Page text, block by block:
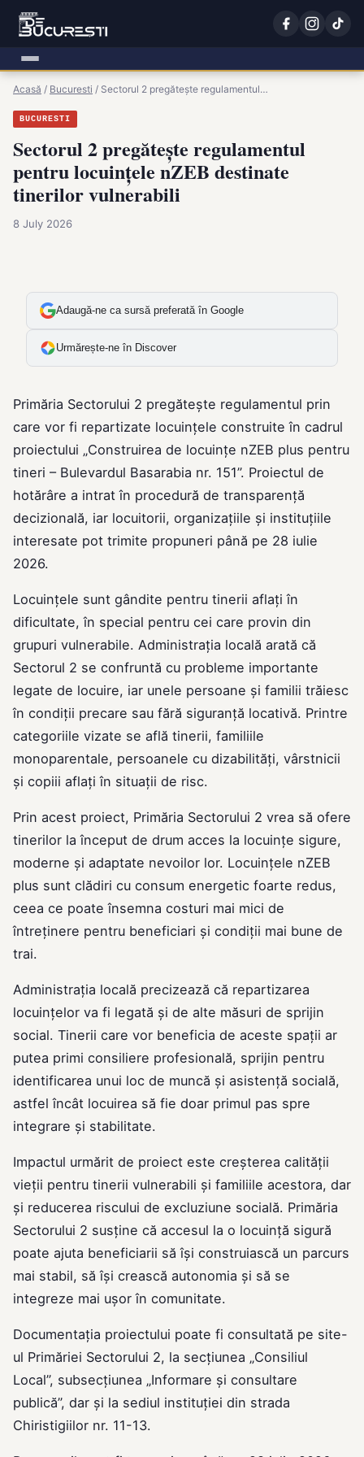
Acasă / Bucuresti / Sectorul 2 pregătește regulamentul…
BUCURESTI
Sectorul 2 pregătește regulamentul
pentru locuințele nZEB destinate
tinerilor vulnerabili
8 July 2026
Adaugă-ne ca sursă preferată în Google
Urmărește-ne în Discover
Primăria Sectorului 2 pregătește regulamentul prin
care vor fi repartizate locuințele construite în cadrul
proiectului „Construirea de locuințe nZEB plus pentru
tineri – Bulevardul Basarabia nr. 151”. Proiectul de
hotărâre a intrat în procedură de transparență
decizională, iar locuitorii, organizațiile și instituțiile
interesate pot trimite propuneri până pe 28 iulie
2026.
Locuințele sunt gândite pentru tinerii aflați în
dificultate, în special pentru cei care provin din
grupuri vulnerabile. Administrația locală arată că
Sectorul 2 se confruntă cu probleme importante
legate de locuire, iar unele persoane și familii trăiesc
în condiții precare sau fără siguranță locativă. Printre
categoriile vizate se află tinerii, familiile
monoparentale, persoanele cu dizabilități, vârstnicii
și copiii aflați în situații de risc.
Prin acest proiect, Primăria Sectorului 2 vrea să ofere
tinerilor la început de drum acces la locuințe sigure,
moderne și adaptate nevoilor lor. Locuințele nZEB
plus sunt clădiri cu consum energetic foarte redus,
ceea ce poate însemna costuri mai mici de
întreținere pentru beneficiari și condiții mai bune de
trai.
Administrația locală precizează că repartizarea
locuințelor va fi legată și de alte măsuri de sprijin
social. Tinerii care vor beneficia de aceste spații ar
putea primi consiliere profesională, sprijin pentru
identificarea unui loc de muncă și asistență socială,
astfel încât locuirea să fie doar primul pas spre
integrare și stabilitate.
Impactul urmărit de proiect este creșterea calității
vieții pentru tinerii vulnerabili și familiile acestora, dar
și reducerea riscului de excluziune socială. Primăria
Sectorului 2 susține că accesul la o locuință sigură
poate ajuta beneficiarii să își construiască un parcurs
mai stabil, să își crească autonomia și să se
integreze mai ușor în comunitate.
Documentația proiectului poate fi consultată pe site-
ul Primăriei Sectorului 2, la secțiunea „Consiliul
Local”, subsecțiunea „Informare și consultare
publică”, dar și la sediul instituției din strada
Chiristigiilor nr. 11-13.